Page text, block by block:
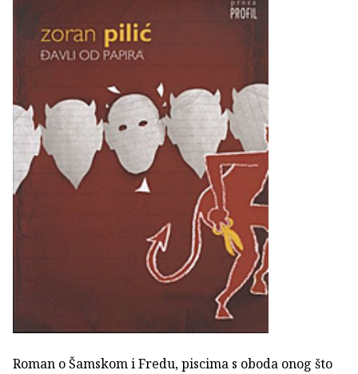
Roman o Šamskom i Fredu, piscima s oboda onog što